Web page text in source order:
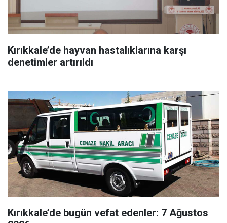
Kırıkkale’de hayvan hastalıklarına karşı
denetimler artırıldı
Kırıkkale’de bugün vefat edenler: 7 Ağustos